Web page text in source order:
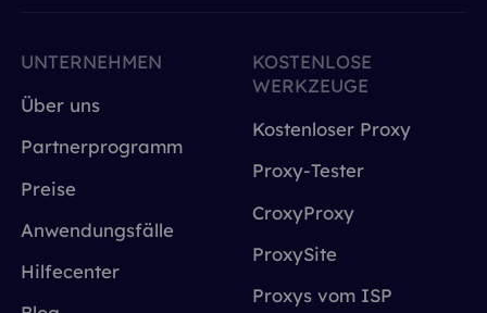
UNTERNEHMEN
Über uns
Partnerprogramm
Preise
Anwendungsfälle
Hilfecenter
KOSTENLOSE
WERKZEUGE
Kostenloser Proxy
Proxy-Tester
CroxyProxy
ProxySite
Proxys vom ISP